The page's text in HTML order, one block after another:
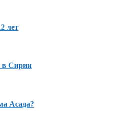
лет
в Сирии
Асада?